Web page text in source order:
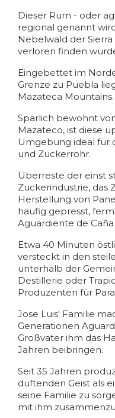
Dieser Rum - oder
regional genannt
Nebelwald der
verloren finden
Eingebettet im
Grenze zu Puebla
Mazateca Mountains.
Spärlich bewohnt
Mazateco, ist diese
Umgebung ideal für
und Zuckerrohr.
Überreste der einst
Zuckerindustrie, das
Herstellung von
häufig gepresst,
Aguardiente de
Etwa 40 Minuten
versteckt in den
unterhalb der
Destillerie oder
Produzenten für
Jose Luis' Familie
Generationen
Großvater ihm das
Jahren beibringen.
Seit 35 Jahren
duftenden Geist als
seine Familie zu
mit ihm